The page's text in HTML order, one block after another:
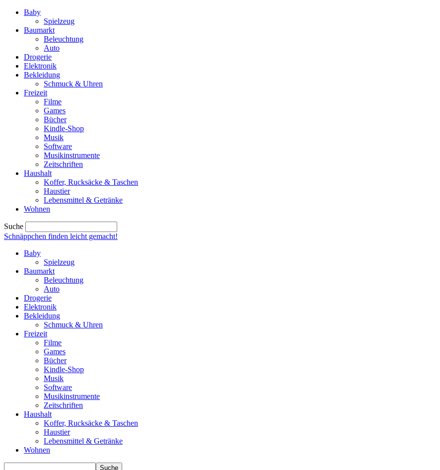
Baby
Spielzeug
Baumarkt
Beleuchtung
Auto
Drogerie
Elektronik
Bekleidung
Schmuck & Uhren
Freizeit
Filme
Games
Bücher
Kindle-Shop
Musik
Software
Musikinstrumente
Zeitschriften
Haushalt
Koffer, Rucksäcke & Taschen
Haustier
Lebensmittel & Getränke
Wohnen
Suche
Schnäppchen finden leicht gemacht!
Baby
Spielzeug
Baumarkt
Beleuchtung
Auto
Drogerie
Elektronik
Bekleidung
Schmuck & Uhren
Freizeit
Filme
Games
Bücher
Kindle-Shop
Musik
Software
Musikinstrumente
Zeitschriften
Haushalt
Koffer, Rucksäcke & Taschen
Haustier
Lebensmittel & Getränke
Wohnen